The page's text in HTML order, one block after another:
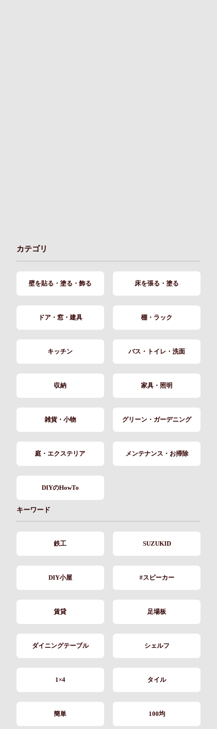
カテゴリ
壁を貼る・塗る・飾る 床を張る・塗る
ドア・窓・建具 棚・ラック
キッチン バス・トイレ・洗面
収納 家具・照明
雑貨・小物 グリーン・ガーデニング
庭・エクステリア メンテナンス・お掃除
DIYのHowTo
キーワード
鉄工 SUZUKID
DIY小屋 #スピーカー
賃貸 足場板
ダイニングテーブル シェルフ
1×4 タイル
簡単 100均